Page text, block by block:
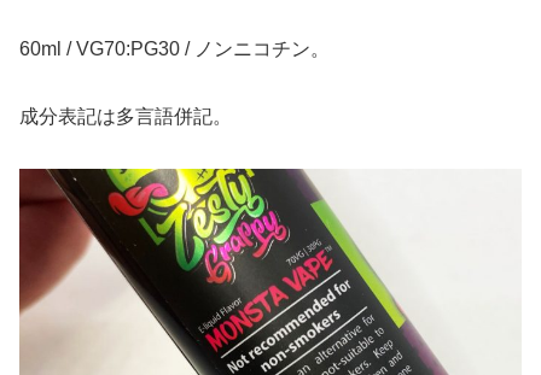
60ml / VG70:PG30 / ノンニコチン。
成分表記は多言語併記。